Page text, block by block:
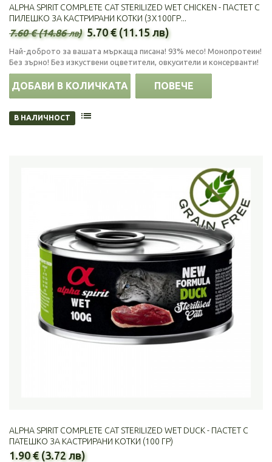
ALPHA SPIRIT COMPLETE CAT STERILIZED WET CHICKEN - ПАСТЕТ С
ПИЛЕШКО ЗА КАСТРИРАНИ КОТКИ (3Х100ГР...
7.60 € (14.86 лв) 5.70 € (11.15 лв)
Най-доброто за вашата мъркаща писана! 93% месо! Монопротеин!
Без зърно! Без изкуствени оцветители, овкусители и консерванти!
ДОБАВИ В КОЛИЧКАТА ПОВЕЧЕ
В НАЛИЧНОСТ
ALPHA SPIRIT COMPLETE CAT STERILIZED WET DUCK - ПАСТЕТ С
ПАТЕШКО ЗА КАСТРИРАНИ КОТКИ (100 ГР)
1.90 € (3.72 лв)